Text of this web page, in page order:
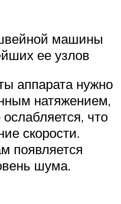
машины
ее узлов
аппарата нужно
натяжением,
что
скорости.
появляется
шума.